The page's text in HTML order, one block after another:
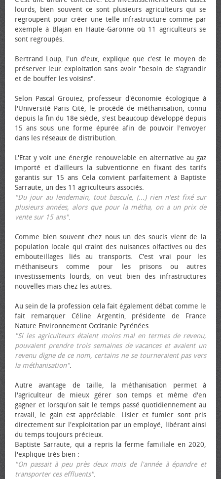
lourds, bien souvent ce sont plusieurs agriculteurs qui se
regroupent pour créer une telle infrastructure comme par
exemple à Blajan en Haute-Garonne où 11 agriculteurs se
sont regroupés.
Bertrand Loup, l'un d'eux, explique que c'est le moyen de
préserver leur exploitation sans avoir "besoin de s'agrandir
et de bouffer les voisins".
Selon Pascal Grouiez, professeur d'économie écologique à
l'Université Paris Cité, le procédé de méthanisation, connu
depuis la fin du 18e siècle, s'est beaucoup développé depuis
15 ans sous une forme épurée afin de pouvoir l'envoyer
dans les réseaux de distribution.
L'Etat y voit une énergie renouvelable en alternative au gaz
importé et d'ailleurs la subventionne en fixant des tarifs
garantis sur 15 ans Cela convient parfaitement à Baptiste
Sarraute, un des 11 agriculteurs associés.
"Du jour au lendemain, tout bascule, (...) rien n'est fixé sur
plusieurs années, alors que pour la métha, on a un prix de
vente sur 15 ans".
Comme bien souvent chez nous un des soucis vient de la
population locale qui craint des nuisances olfactives ou des
embouteillages liés au transports. C'est vrai pour les
méthaniseurs comme pour les prisons ou autres
investissements lourds, on veut bien des infrastructures
nouvelles mais chez les autres.
Au sein de la profession cela fait également débat comme le
fait remarquer Céline Argentin, présidente de France
Nature Environnement Occitanie Pyrénées.
"Si les agriculteurs étaient moins mal en termes de revenu,
pouvaient prendre trois semaines de vacances et avaient un
revenu digne de ce nom, certains ne se tourneraient pas vers
la méthanisation".
Autre avantage de taille, la méthanisation permet à
l'agriculteur de mieux gérer son temps et même d'en
gagner et lorsqu'on sait le temps passé quotidiennement au
travail, le gain est appréciable. Lisier et fumier sont pris
directement sur l'exploitation par un employé, libérant ainsi
du temps toujours précieux.
Baptiste Sarraute, qui a repris la ferme familiale en 2020,
l'explique très bien :
"On passait à peu près deux mois de l'année à épandre et
transporter ces effluents".